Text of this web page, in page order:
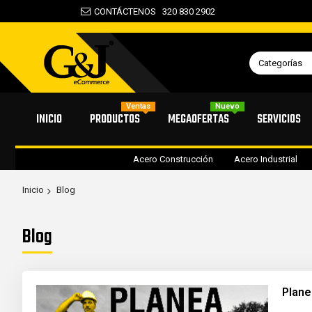
CONTÁCTENOS 320 830 2902
Categorías
INICIO PRODUCTOS
Ventas
MEGAOFERTAS
Nuevo
SERVICIOS
Acero Construcción Acero Industrial
Inicio Blog
Blog